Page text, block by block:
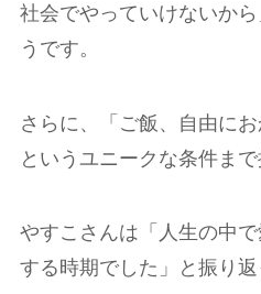
社会でやっていけないか
うです。
さらに、「ご飯、自由にお
というユニークな条件ま
やすこさんは「人生の中
する時期でした」と振り返